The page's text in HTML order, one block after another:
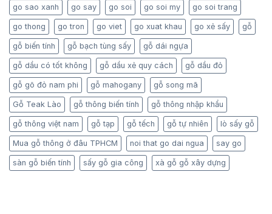
go sao xanh go say go soi go soi my go soi trang
go thong go tron go viet go xuat khau go xẻ sấy gỗ
gỗ biến tính gỗ bạch tùng sấy gỗ dái ngựa
gỗ dầu có tốt không gỗ dầu xẻ quy cách gỗ dầu đỏ
gỗ gõ đỏ nam phi gỗ mahogany gỗ song mã
Gỗ Teak Lào gỗ thông biến tính gỗ thông nhập khẩu
gỗ thông việt nam gỗ tạp gỗ tếch gỗ tự nhiên lò sấy gỗ
Mua gỗ thông ở đâu TPHCM noi that go dai ngua say go
sàn gỗ biến tính sấy gỗ gia công xà gỗ gỗ xây dựng